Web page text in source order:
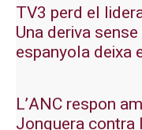
TV3 perd el
Una deriva
espanyola deixa
L’ANC respon
Jonquera